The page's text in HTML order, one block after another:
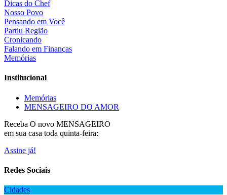
Dicas do Chef
Nosso Povo
Pensando em Você
Partiu Região
Cronicando
Falando em Finanças
Memórias
Institucional
Memórias
MENSAGEIRO DO AMOR
Receba O novo MENSAGEIRO
em sua casa toda quinta-feira:
Assine já!
Redes Sociais
Cidades